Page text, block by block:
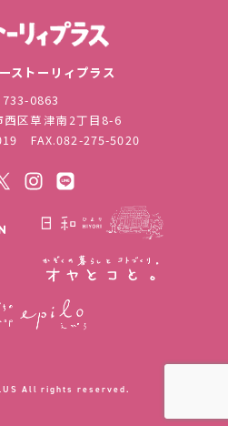
ストーリィプラス
733-0863
西区草津南2丁目8-6
FAX.082-275-5020
All rights reserved.